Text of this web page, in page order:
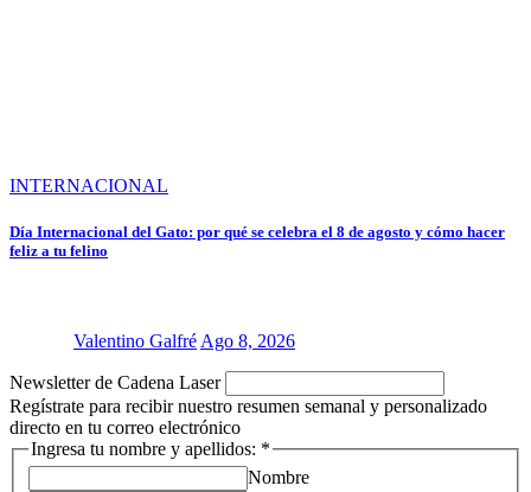
INTERNACIONAL
Día Internacional del Gato: por qué se celebra el 8 de agosto y cómo hacer
feliz a tu felino
Valentino Galfré Ago 8, 2026
Newsletter de Cadena Laser
Regístrate para recibir nuestro resumen semanal y personalizado
directo en tu correo electrónico
Ingresa tu nombre y apellidos: *
Nombre